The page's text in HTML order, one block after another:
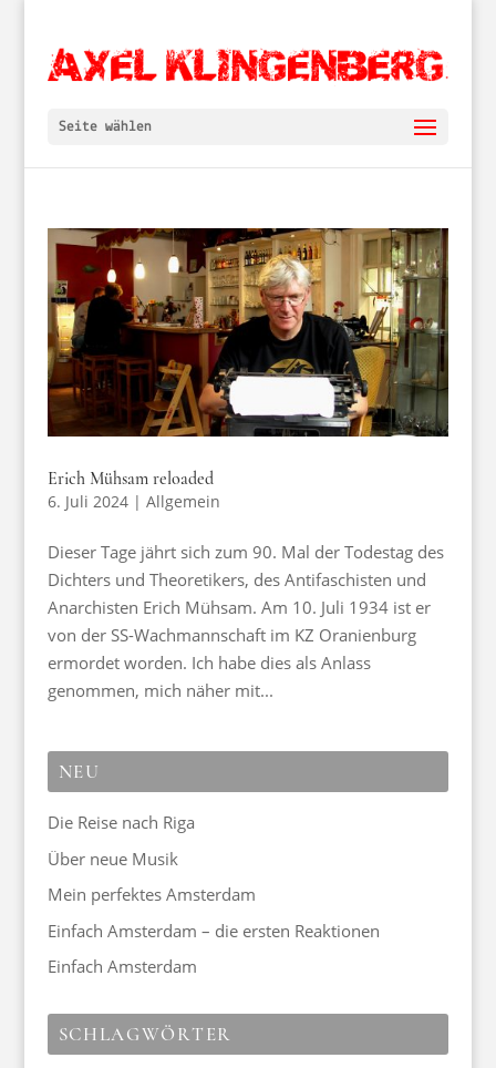
Seite wählen
Erich Mühsam reloaded
6. Juli 2024| Allgemein
Dieser Tage jährt sich zum 90. Mal der Todestag des
Dichters und Theoretikers, des Antifaschisten und
Anarchisten Erich Mühsam. Am 10. Juli 1934 ist er
von der SS-Wachmannschaft im KZ Oranienburg
ermordet worden. Ich habe dies als Anlass
genommen, mich näher mit...
NEU
Die Reise nach Riga
Über neue Musik
Mein perfektes Amsterdam
Einfach Amsterdam – die ersten Reaktionen
Einfach Amsterdam
SCHLAGWÖRTER